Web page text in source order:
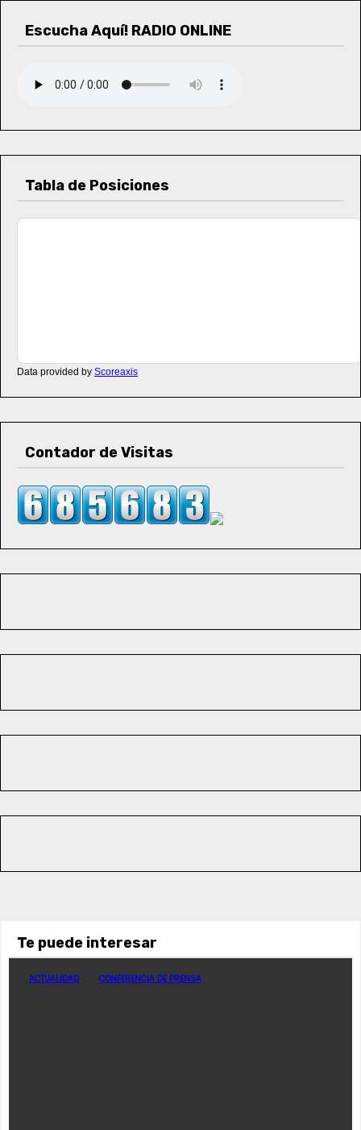
g
ó
n
t
a
d
a
Escucha Aquí! RADIO ONLINE
Tabla de Posiciones
Data provided by Scoreaxis
Contador de Visitas
Te puede interesar
ACTUALIDAD CONFERENCIA DE PRENSA